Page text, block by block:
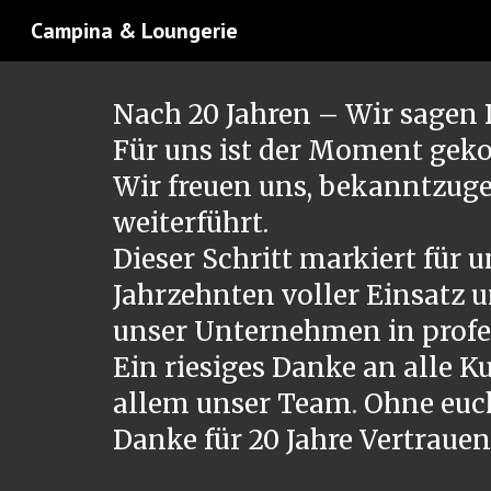
Campina & Loungerie
Nach 20 Jahren – Wir sagen
Für uns ist der Moment
Wir freuen uns,
weiterführt.
Dieser Schritt markiert für
Jahrzehnten voller Einsatz
unser Unternehmen in
Ein riesiges Danke an alle
allem unser Team. Ohne
Danke für 20 Jahre